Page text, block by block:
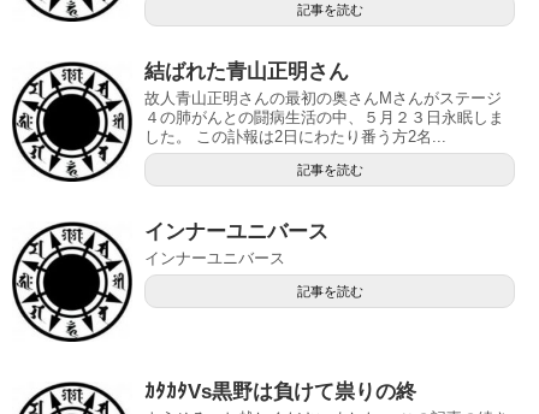
記事を読む
結ばれた青山正明さん
故人青山正明さんの最初の奥さんMさんがステージ
４の肺がんとの闘病生活の中、５月２３日永眠しま
した。 この訃報は2日にわたり番う方2名...
記事を読む
インナーユニバース
インナーユニバース
記事を読む
ｶﾀｶﾀVs黒野は負けて祟りの終